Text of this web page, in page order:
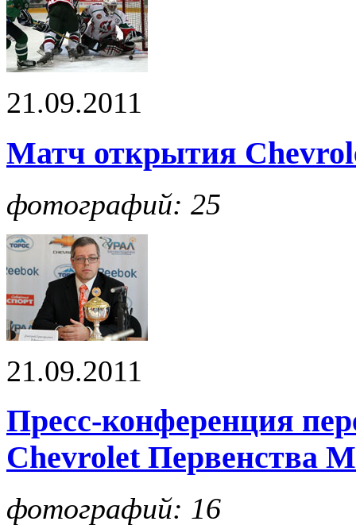
21.09.2011
Матч открытия
фотографий: 25
21.09.2011
Пресс-конференция
Chevrolet Первенства
фотографий: 16